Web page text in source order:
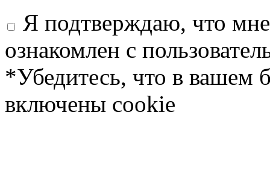
Я подтверждаю, что
ознакомлен с
*Убедитесь, что в вашем
включены cookie